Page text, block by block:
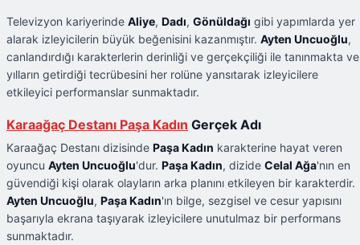
Televizyon kariyerinde Aliye, Dadı, Gönüldağı gibi yapımlarda yer
alarak izleyicilerin büyük beğenisini kazanmıştır. Ayten Uncuoğlu,
canlandırdığı karakterlerin derinliği ve gerçekçiliği ile tanınmakta ve
yılların getirdiği tecrübesini her rolüne yansıtarak izleyicilere
etkileyici performanslar sunmaktadır.
Karaağaç Destanı Paşa Kadın Gerçek Adı
Karaağaç Destanı dizisinde Paşa Kadın karakterine hayat veren
oyuncu Ayten Uncuoğlu'dur. Paşa Kadın, dizide Celal Ağa'nın en
güvendiği kişi olarak olayların arka planını etkileyen bir karakterdir.
Ayten Uncuoğlu, Paşa Kadın'ın bilge, sezgisel ve cesur yapısını
başarıyla ekrana taşıyarak izleyicilere unutulmaz bir performans
sunmaktadır.